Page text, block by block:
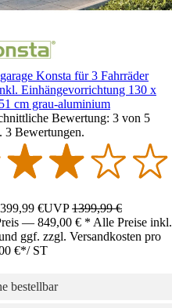
Konsta für 3 Fahrräder
Einhängevorrichtung 130 x
cm grau-aluminium
Bewertung: 3 von 5
3 Bewertungen.
€UVP1399,99 €
— 849,00 € * Alle Preise inkl.
ggf. zzgl. Versandkosten pro
€*/ ST
bestellbar